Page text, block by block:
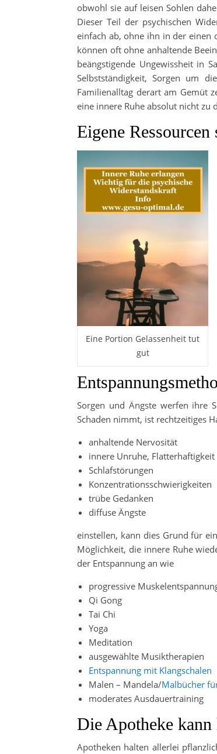
obwohl sie auf leisen Sohlen
Dieser Teil der psychischen
einfach ab, ohne ihn in der einen
können oft ohne anhaltende
beängstigende Ungewissheit in
Selbstständigkeit, Sorgen um
Familienalltag derart am Gemüt
eine innere Ruhe absolut nicht zu
Eigene
Eine Portion Gelassenheit tut
gut
Sorgen und Ängste werfen ihre
Schaden nimmt, ist rechtzeitiges
anhaltende Nervosität
innere Unruhe, Flatterhaftigkeit
Schlafstörungen
Konzentrationsschwierigkeiten
trübe Gedanken
diffuse Ängste
einstellen, kann dies Grund für
Möglichkeit, die innere Ruhe
der Entspannung an wie
progressive
Qi Gong
Tai Chi
Yoga
Meditation
ausgewählte Musiktherapien
Entspannung mit Klangschalen
Malen – Mandela/Malbücher
moderates Ausdauertraining
Die Apotheke
Apotheken halten allerlei